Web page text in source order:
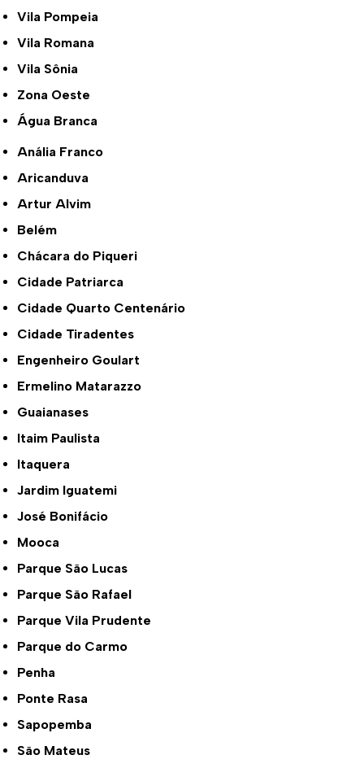
Vila Pompeia
Vila Romana
Vila Sônia
Zona Oeste
Água Branca
Anália Franco
Aricanduva
Artur Alvim
Belém
Chácara do Piqueri
Cidade Patriarca
Cidade Quarto Centenário
Cidade Tiradentes
Engenheiro Goulart
Ermelino Matarazzo
Guaianases
Itaim Paulista
Itaquera
Jardim Iguatemi
José Bonifácio
Mooca
Parque São Lucas
Parque São Rafael
Parque Vila Prudente
Parque do Carmo
Penha
Ponte Rasa
Sapopemba
São Mateus